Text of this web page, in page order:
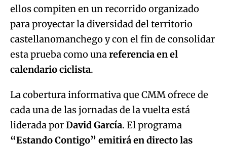
ellos compiten en un recorrido organizado
para proyectar la diversidad del territorio
castellanomanchego y con el fin de consolidar
esta prueba como unareferencia en el
calendario ciclista.
La cobertura informativa que CMM ofrece de
cada una de las jornadas de la vuelta está
liderada porDavid García. El programa
“Estando Contigo” emitirá en directo las